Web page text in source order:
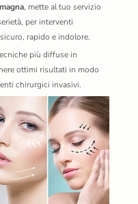
, mette al tuo servizio
per interventi
rapido e indolore.
più diffuse in
ottimi risultati in modo
chirurgici invasivi.